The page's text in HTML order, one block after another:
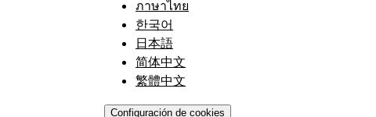
ภาษาไทย
한국어
日本語
简体中文
繁體中文
Configuración de cookies